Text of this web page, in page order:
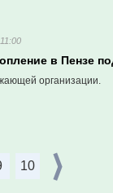
в Пензе
организации.
10